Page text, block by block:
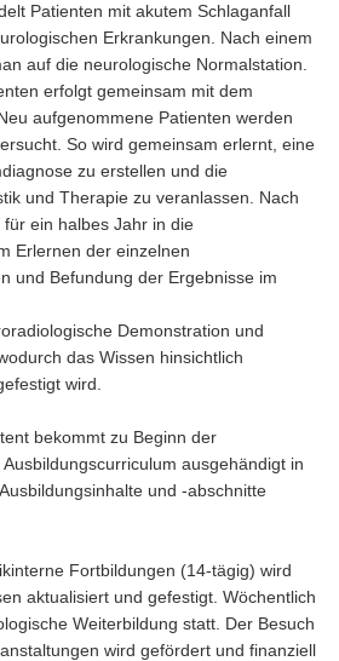
Patienten mit akutem Schlaganfall
Erkrankungen. Nach einem
auf die neurologische Normalstation.
erfolgt gemeinsam mit dem
aufgenommene Patienten werden
So wird gemeinsam erlernt, eine
zu erstellen und die
und Therapie zu veranlassen. Nach
ein halbes Jahr in die
Erlernen der einzelnen
und Befundung der Ergebnisse im
Demonstration und
das Wissen hinsichtlich
wird.
bekommt zu Beginn der
ausgehändigt in
und -abschnitte
Fortbildungen (14-tägig) wird
aktualisiert und gefestigt. Wöchentlich
Weiterbildung statt. Der Besuch
wird gefördert und finanziell